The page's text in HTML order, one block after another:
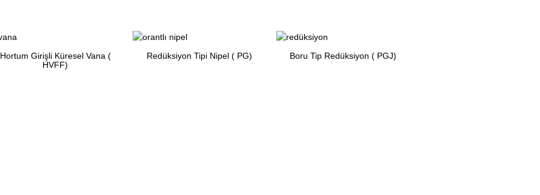
Hortum Girişli Küresel Vana (
HVFF)
Redüksiyon Tipi Nipel ( PG) Boru Tip Redüksiyon ( PGJ)